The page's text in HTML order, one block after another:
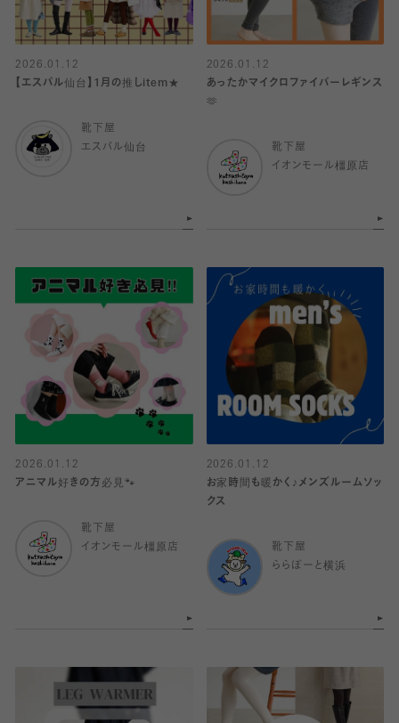
2026.01.12
【エスパル仙台】1月の推しitem★
靴下屋
エスパル仙台
2026.01.12
あったかマイクロファイバーレギンス
🫶
靴下屋
イオンモール橿原店
2026.01.12
アニマル好きの方必見🐾
靴下屋
イオンモール橿原店
2026.01.12
お家時間も暖かく♪メンズルームソッ
クス
靴下屋
ららぽーと横浜